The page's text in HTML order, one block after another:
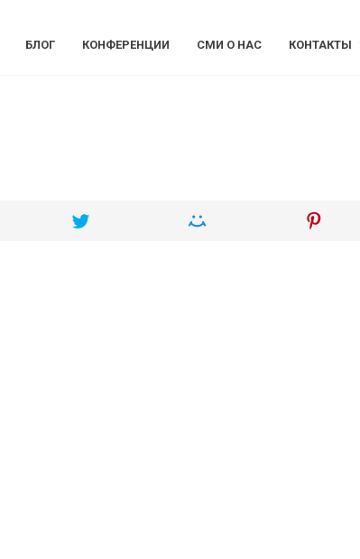
БЛОГ КОНФЕРЕНЦИИ СМИ О НАС КОНТАКТЫ